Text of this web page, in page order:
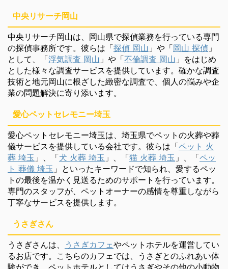
中央リサーチ岡山
中央リサーチ岡山は、岡山県で探偵業務を行っている専門
の探偵事務所です。彼らは「探偵 岡山 」や「岡山 探偵 」
として、「浮気調査 岡山 」や「不倫調査 岡山 」をはじめ
とした様々な調査サービスを提供しています。確かな調査
技術と地元岡山に根ざした緻密な調査で、個人の悩みや企
業の問題解決に寄り添います。
愛心ペットセレモニー埼玉
愛心ペットセレモニー埼玉は、埼玉県でペットの火葬や葬
儀サービスを提供している会社です。彼らは「ペット 火
葬 埼玉 」、「犬 火葬 埼玉 」、「猫 火葬 埼玉 」、「ペッ
ト 葬儀 埼玉 」といったキーワードで知られ、愛するペッ
トの最後を温かく見送るためのサポートを行っています。
専門のスタッフが、ペットオーナーの感情を尊重しながら
丁寧なサービスを提供します。
うさぎさん
うさぎさんは、 うさぎカフェやペットホテルを運営してい
るお店です。こちらのカフェでは、うさぎとのふれあい体
験ができ、ペットホテルとしてはうさぎやその他の小動物